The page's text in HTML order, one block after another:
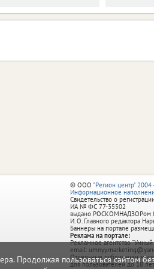
Продолжая пользоваться сайтом
© ООО "Регион центр" 2004
Информационное
Свидетельство о
ИА № ФС 77‑35502
выдано РОСКОМНАДЗОРом
И. О. Главного редактора
Баннеры на портале
Реклама на портале:
Рекламное агентство
email:
Отдельные публикации
для пользователей до 18